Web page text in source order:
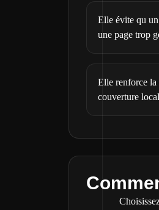
Elle évite qu
une page trop
Elle renforce la
couverture